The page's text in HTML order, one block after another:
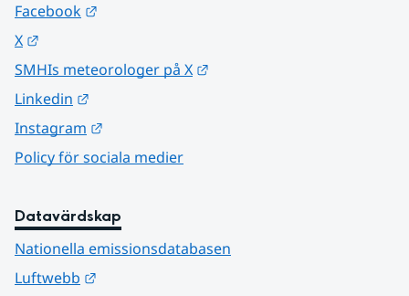
Facebook
X
SMHIs meteorologer på X
Linkedin
Instagram
Policy för sociala medier
Datavärdskap
Nationella emissionsdatabasen
Luftwebb